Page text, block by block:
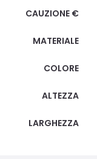
CAUZIONE €
MATERIALE
COLORE
ALTEZZA
LARGHEZZA